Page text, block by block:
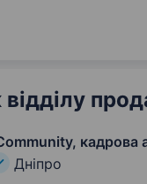
Big Bob,
відділу
кадрова
Дніпро